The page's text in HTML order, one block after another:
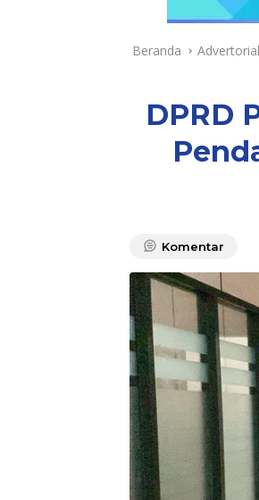
Beranda Advertorial
DPRD
Komentar